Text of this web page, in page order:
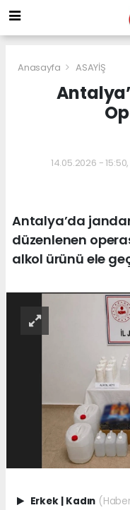
Anasayfa ASAYİŞ
14.05.2026 -
Antalya’da
düzenlenen
alkol ürünü ele
Erkek Kadın